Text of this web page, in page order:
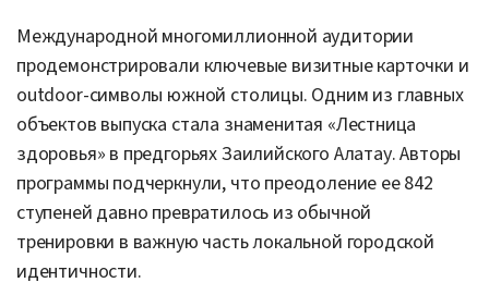
Международной многомиллионной аудитории
продемонстрировали ключевые визитные карточки и
outdoor-символы южной столицы. Одним из главных
объектов выпуска стала знаменитая «Лестница
здоровья» в предгорьях Заилийского Алатау. Авторы
программы подчеркнули, что преодоление ее 842
ступеней давно превратилось из обычной
тренировки в важную часть локальной городской
идентичности.